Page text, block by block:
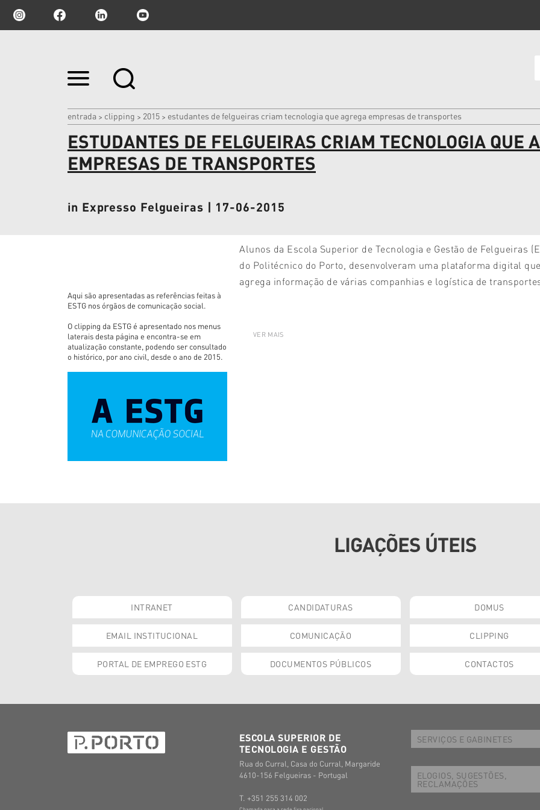
Ir
para
|
Ir
para
navegação
entrada > clipping > 2015 > estudantes de felgueiras criam tecnologia que agrega empresas de transportes
ESTUDANTES DE FELGUEIRAS CRIAM TECNOLOGIA QUE
EMPRESAS DE TRANSPORTES
in Expresso Felgueiras | 17-06-2015
Alunos da Escola Superior de Tecnologia e Gestão de Felgueiras
do Politécnico do Porto, desenvolveram uma plataforma digital
agrega informação de várias companhias e logística de
VER MAIS
Aqui são apresentadas as referências feitas à
ESTG nos órgãos de comunicação social.
O clipping da ESTG é apresentado nos menus
laterais desta página e encontra-se em
atualização constante, podendo ser consultado
o histórico, por ano civil, desde o ano de 2015.
LIGAÇÕES ÚTEIS
INTRANET CANDIDATURAS DOMUS
EMAIL INSTITUCIONAL COMUNICAÇÃO CLIPPING
PORTAL DE EMPREGO ESTG DOCUMENTOS PÚBLICOS CONTACTOS
ESCOLA SUPERIOR DE
TECNOLOGIA E GESTÃO
Rua do Curral, Casa do Curral, Margaride
4610-156 Felgueiras - Portugal
T. +351 255 314 002
SERVIÇOS E GABINETES
ELOGIOS, SUGESTÕES,
RECLAMAÇÕES